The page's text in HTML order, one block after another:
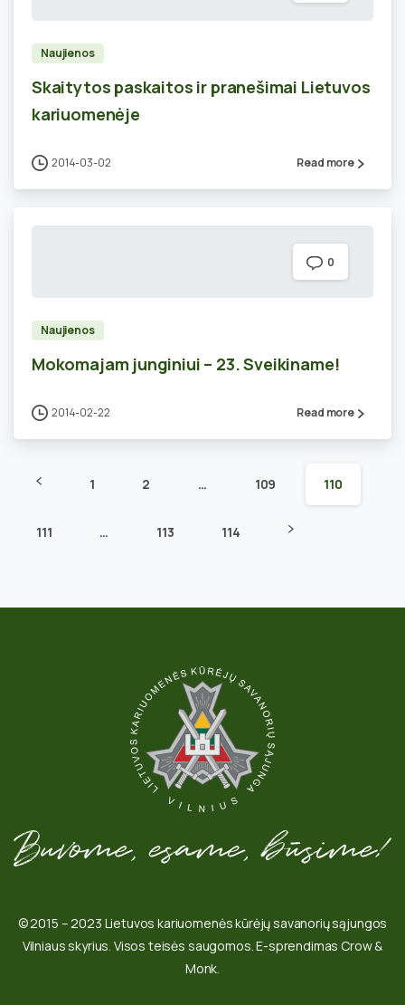
Naujienos
Skaitytos paskaitos ir pranešimai Lietuvos
kariuomenėje
2014-03-02 Read more
0
Naujienos
Mokomajam junginiui – 23. Sveikiname!
2014-02-22 Read more
1 2 … 109 110
111 … 113 114
© 2015 – 2023 Lietuvos kariuomenės kūrėjų savanorių sąjungos
Vilniaus skyrius. Visos teisės saugomos. E-sprendimas Crow &
Monk.